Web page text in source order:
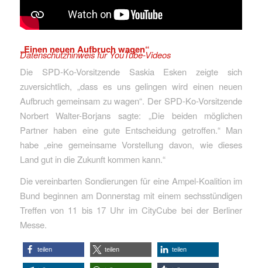
Datenschutzhinweis für YouTube-Videos
„Einen neuen Aufbruch wagen“
Die SPD-Ko-Vorsitzende Saskia Esken zeigte sich
zuversichtlich, „dass es uns gelingen wird einen neuen
Aufbruch gemeinsam zu wagen“. Der SPD-Ko-Vorsitzende
Norbert Walter-Borjans sagte: „Die beiden möglichen
Partner haben eine gute Entscheidung getroffen.“ Man
habe „eine gemeinsame Vorstellung davon, wie dieses
Land gut in die Zukunft kommen kann.“
Die vereinbarten Sondierungen für eine Ampel-Koalition im
Bund beginnen am Donnerstag mit einem sechsstündigen
Treffen von 11 bis 17 Uhr im CityCube bei der Berliner
Messe.
teilen teilen teilen